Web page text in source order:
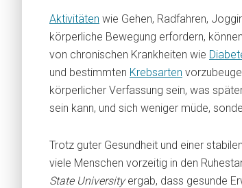
Aktivitäten wie Gehen, Radfahren,
körperliche Bewegung erfordern,
von chronischen Krankheiten wie
und bestimmten Krebsarten
körperlicher Verfassung sein, was
sein kann, und sich weniger müde,
Trotz guter Gesundheit und einer
viele Menschen vorzeitig in den
State Universityergab, dass gesunde